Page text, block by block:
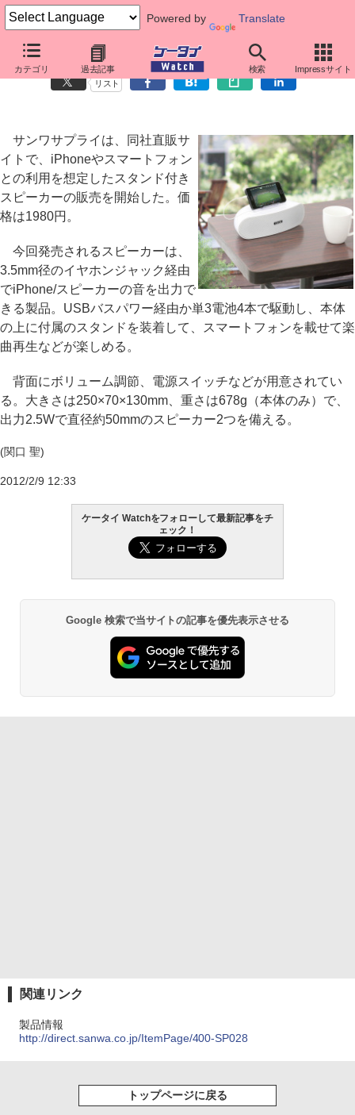
Powered by Translate
カテゴリ 過去記事 検索 Impressサイト
iPhone・スマートフォン向けのスタンド付きスピーカー
リスト
サンワサプライは、同社直販サ
イトで、iPhoneやスマートフォン
との利用を想定したスタンド付き
スピーカーの販売を開始した。価
格は1980円。
今回発売されるスピーカーは、
3.5mm径のイヤホンジャック経由
でiPhone/スピーカーの音を出力で
きる製品。USBバスパワー経由か単3電池4本で駆動し、本体
の上に付属のスタンドを装着して、スマートフォンを載せて楽
曲再生などが楽しめる。
背面にボリューム調節、電源スイッチなどが用意されてい
る。大きさは250×70×130mm、重さは678g（本体のみ）で、
出力2.5Wで直径約50mmのスピーカー2つを備える。
(関口 聖)
2012/2/9 12:33
ケータイ Watchをフォローして最新記事をチ
ェック！
Google 検索で当サイトの記事を優先表示させる
関連リンク
製品情報
http://direct.sanwa.co.jp/ItemPage/400-SP028
トップページに戻る